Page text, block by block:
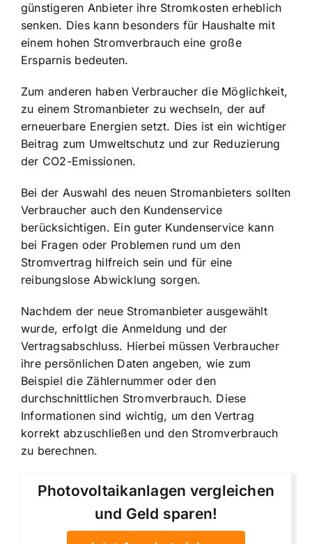
günstigeren Anbieter ihre Stromkosten erheblich
senken. Dies kann besonders für Haushalte mit
einem hohen Stromverbrauch eine große
Ersparnis bedeuten.
Zum anderen haben Verbraucher die Möglichkeit,
zu einem Stromanbieter zu wechseln, der auf
erneuerbare Energien setzt. Dies ist ein wichtiger
Beitrag zum Umweltschutz und zur Reduzierung
der CO2-Emissionen.
Bei der Auswahl des neuen Stromanbieters sollten
Verbraucher auch den Kundenservice
berücksichtigen. Ein guter Kundenservice kann
bei Fragen oder Problemen rund um den
Stromvertrag hilfreich sein und für eine
reibungslose Abwicklung sorgen.
Nachdem der neue Stromanbieter ausgewählt
wurde, erfolgt die Anmeldung und der
Vertragsabschluss. Hierbei müssen Verbraucher
ihre persönlichen Daten angeben, wie zum
Beispiel die Zählernummer oder den
durchschnittlichen Stromverbrauch. Diese
Informationen sind wichtig, um den Vertrag
korrekt abzuschließen und den Stromverbrauch
zu berechnen.
Photovoltaikanlagen vergleichen
und Geld sparen!